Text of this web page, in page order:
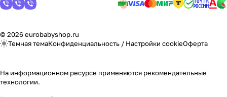
© 2026 eurobabyshop.ru
Темная темаКонфиденциальность / Настройки cookieОферта
На информационном ресурсе применяются рекомендательные
технологии.